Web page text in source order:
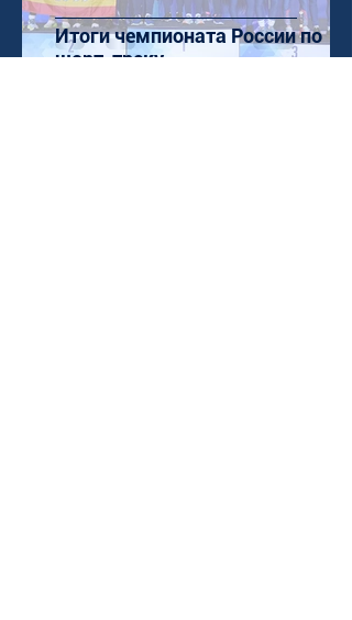
Итоги чемпионата России по
шорт-треку